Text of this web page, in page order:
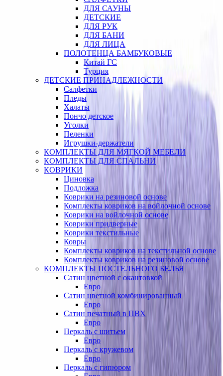
ДЛЯ САУНЫ
ДЕТСКИЕ
ДЛЯ РУК
ДЛЯ БАНИ
ДЛЯ ЛИЦА
ПОЛОТЕНЦА БАМБУКОВЫЕ
Китай ГС
Турция
ДЕТСКИЕ ПРИНАДЛЕЖНОСТИ
Салфетки
Пледы
Халаты
Пончо детское
Уголки
Пеленки
Игрушки-держатели
КОМПЛЕКТЫ ДЛЯ МЯГКОЙ МЕБЕЛИ
КОМПЛЕКТЫ ДЛЯ СПАЛЬНИ
КОВРИКИ
Циновка
Подложка
Коврики на резиновой основе
Комплекты ковриков на войлочной основе
Коврики на войлочной основе
Коврики придверные
Коврики текстильные
Ковры
Комплекты ковриков на текстильной основе
Комплекты ковриков на резиновой основе
КОМПЛЕКТЫ ПОСТЕЛЬНОГО БЕЛЬЯ
Сатин цветной с окантовкой
Евро
Сатин цветной комбинированный
Евро
Сатин печатный в ПВХ
Евро
Перкаль с шитьем
Евро
Перкаль с кружевом
Евро
Перкаль с гипюром